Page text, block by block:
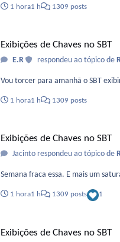
1 hora1 h 1309 posts
Exibições de Chaves no SBT
E.R respondeu ao tópico de
Vou torcer para amanhã o SBT
1 hora1 h 1309 posts
Exibições de Chaves no SBT
Jacinto respondeu ao tópico de
Semana fraca essa. E mais um
1 hora1 h 1309 posts 1
Exibições de Chaves no SBT